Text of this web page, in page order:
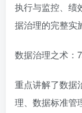
执行与监控、绩
据治理的完整实
数据治理之术：
重点讲解了数据
理、数据标准管